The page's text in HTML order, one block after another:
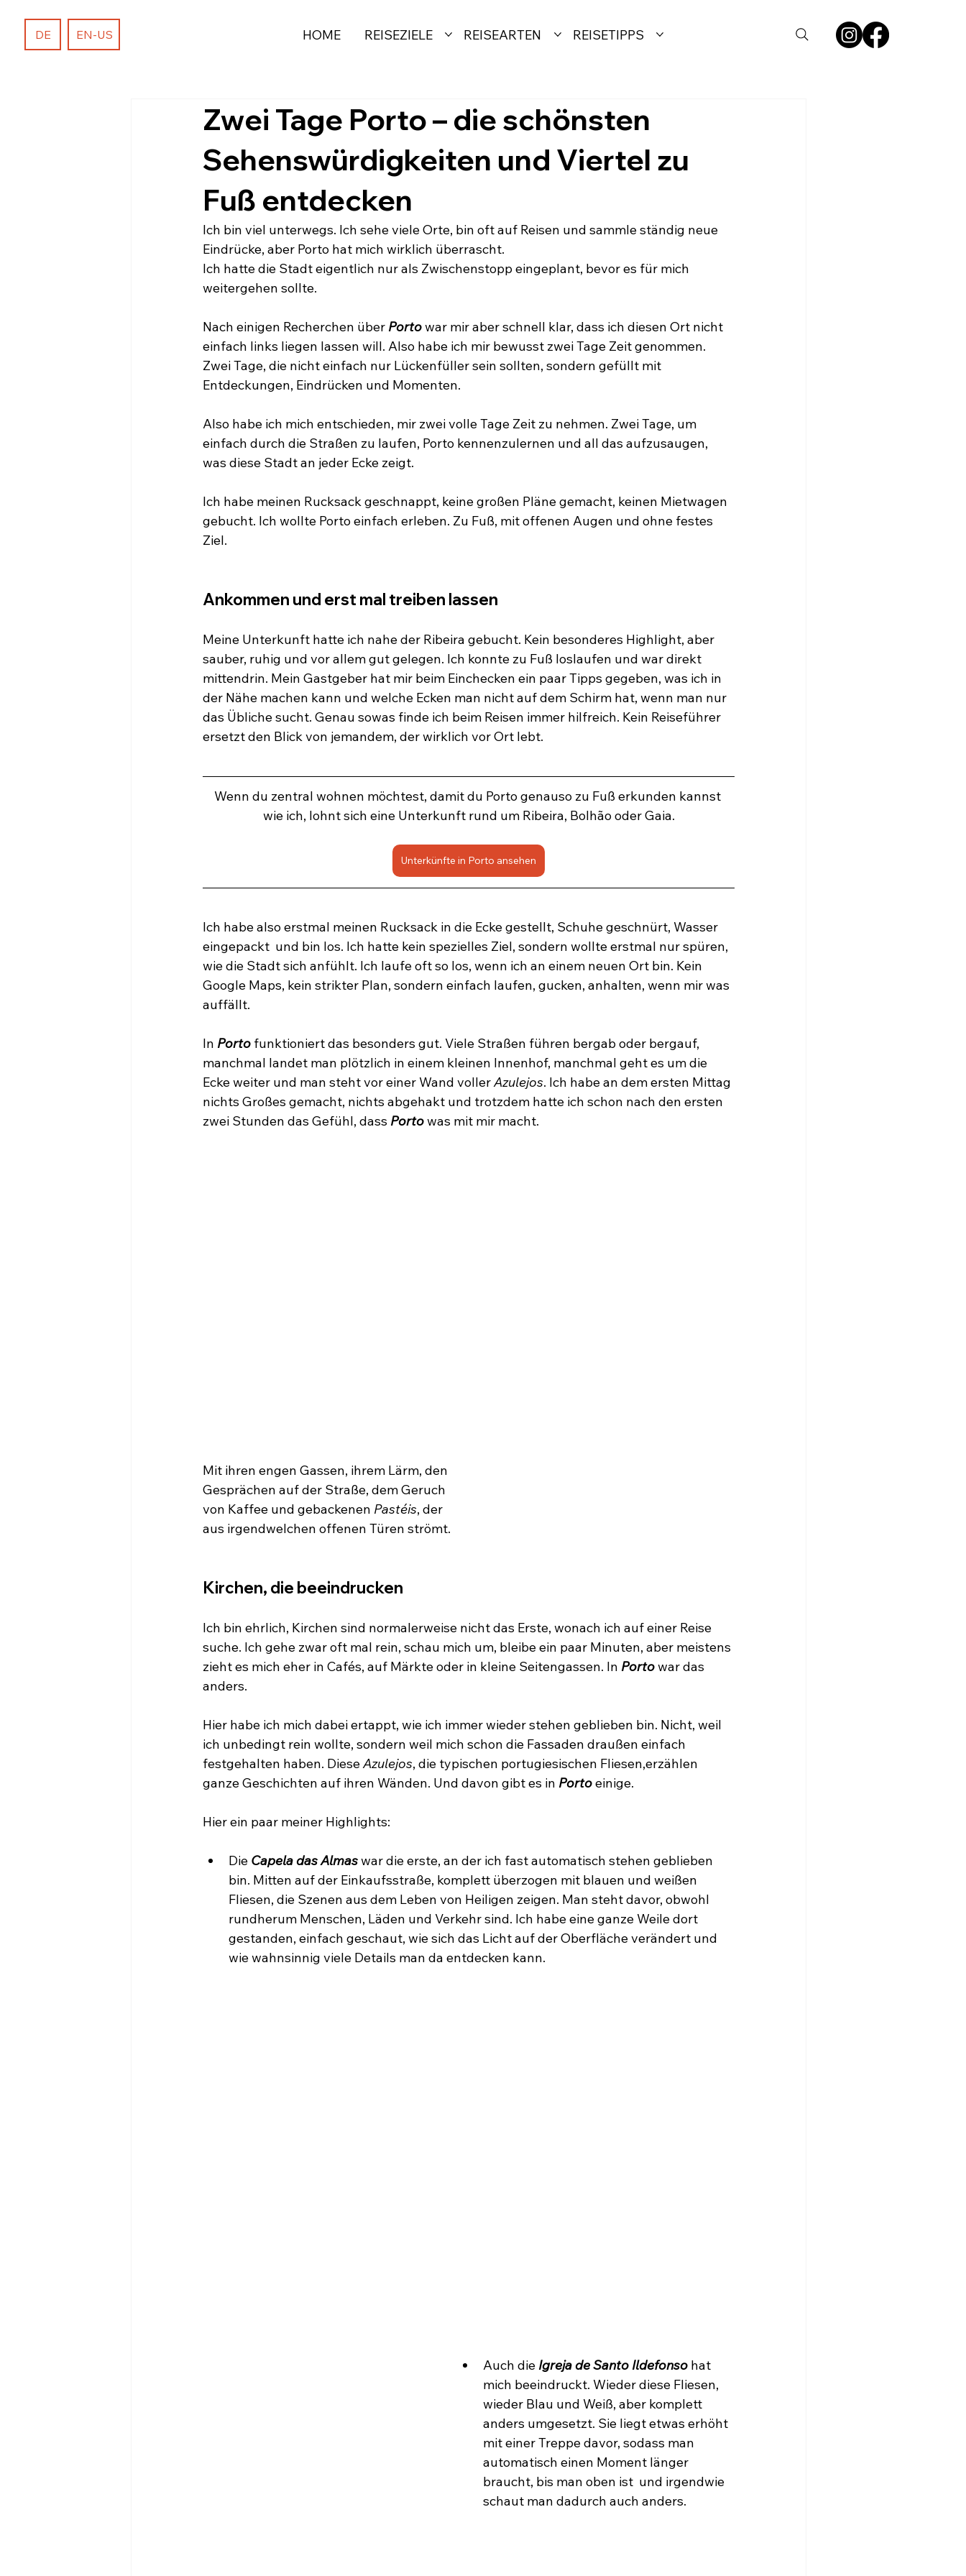
DE EN-US HOME REISEZIELE REISEARTEN REISETIPPS
Zwei Tage Porto – die schönsten
Sehenswürdigkeiten und Viertel zu
Fuß entdecken
Ich bin viel unterwegs. Ich sehe viele Orte, bin oft auf Reisen und sammle ständig neue
Eindrücke, aber Porto hat mich wirklich überrascht.
Ich hatte die Stadt eigentlich nur als Zwischenstopp eingeplant, bevor es für mich
weitergehen sollte.
Nach einigen Recherchen über Porto war mir aber schnell klar, dass ich diesen Ort nicht
einfach links liegen lassen will. Also habe ich mir bewusst zwei Tage Zeit genommen.
Zwei Tage, die nicht einfach nur Lückenfüller sein sollten, sondern gefüllt mit
Entdeckungen, Eindrücken und Momenten.
Also habe ich mich entschieden, mir zwei volle Tage Zeit zu nehmen. Zwei Tage, um
einfach durch die Straßen zu laufen, Porto kennenzulernen und all das aufzusaugen,
was diese Stadt an jeder Ecke zeigt.
Ich habe meinen Rucksack geschnappt, keine großen Pläne gemacht, keinen Mietwagen
gebucht. Ich wollte Porto einfach erleben. Zu Fuß, mit offenen Augen und ohne festes
Ziel.
Ankommen und erst mal treiben lassen
Meine Unterkunft hatte ich nahe der Ribeira gebucht. Kein besonderes Highlight, aber
sauber, ruhig und vor allem gut gelegen. Ich konnte zu Fuß loslaufen und war direkt
mittendrin. Mein Gastgeber hat mir beim Einchecken ein paar Tipps gegeben, was ich in
der Nähe machen kann und welche Ecken man nicht auf dem Schirm hat, wenn man nur
das Übliche sucht. Genau sowas finde ich beim Reisen immer hilfreich. Kein Reiseführer
ersetzt den Blick von jemandem, der wirklich vor Ort lebt.
Wenn du zentral wohnen möchtest, damit du Porto genauso zu Fuß erkunden kannst
wie ich, lohnt sich eine Unterkunft rund um Ribeira, Bolhão oder Gaia.
Unterkünfte in Porto ansehen
Ich habe also erstmal meinen Rucksack in die Ecke gestellt, Schuhe geschnürt, Wasser
eingepackt  und bin los. Ich hatte kein spezielles Ziel, sondern wollte erstmal nur spüren,
wie die Stadt sich anfühlt. Ich laufe oft so los, wenn ich an einem neuen Ort bin. Kein
Google Maps, kein strikter Plan, sondern einfach laufen, gucken, anhalten, wenn mir was
auffällt.
In Porto funktioniert das besonders gut. Viele Straßen führen bergab oder bergauf,
manchmal landet man plötzlich in einem kleinen Innenhof, manchmal geht es um die
Ecke weiter und man steht vor einer Wand voller Azulejos. Ich habe an dem ersten Mittag
nichts Großes gemacht, nichts abgehakt und trotzdem hatte ich schon nach den ersten
zwei Stunden das Gefühl, dass Porto was mit mir macht.
Mit ihren engen Gassen, ihrem Lärm, den
Gesprächen auf der Straße, dem Geruch
von Kaffee und gebackenen Pastéis, der
aus irgendwelchen offenen Türen strömt.
Kirchen, die beeindrucken
Ich bin ehrlich, Kirchen sind normalerweise nicht das Erste, wonach ich auf einer Reise
suche. Ich gehe zwar oft mal rein, schau mich um, bleibe ein paar Minuten, aber meistens
zieht es mich eher in Cafés, auf Märkte oder in kleine Seitengassen. In Porto war das
anders.
Hier habe ich mich dabei ertappt, wie ich immer wieder stehen geblieben bin. Nicht, weil
ich unbedingt rein wollte, sondern weil mich schon die Fassaden draußen einfach
festgehalten haben. Diese Azulejos, die typischen portugiesischen Fliesen,erzählen
ganze Geschichten auf ihren Wänden. Und davon gibt es in Porto einige.
Hier ein paar meiner Highlights:
Die Capela das Almas war die erste, an der ich fast automatisch stehen geblieben
bin. Mitten auf der Einkaufsstraße, komplett überzogen mit blauen und weißen
Fliesen, die Szenen aus dem Leben von Heiligen zeigen. Man steht davor, obwohl
rundherum Menschen, Läden und Verkehr sind. Ich habe eine ganze Weile dort
gestanden, einfach geschaut, wie sich das Licht auf der Oberfläche verändert und
wie wahnsinnig viele Details man da entdecken kann.
Auch die Igreja de Santo Ildefonso hat
mich beeindruckt. Wieder diese Fliesen,
wieder Blau und Weiß, aber komplett
anders umgesetzt. Sie liegt etwas erhöht
mit einer Treppe davor, sodass man
automatisch einen Moment länger
braucht, bis man oben ist  und irgendwie
schaut man dadurch auch anders.